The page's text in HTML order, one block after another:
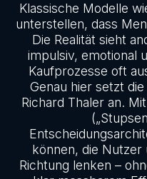
Klassische Modelle
unterstellen, dass
Die Realität sieht
impulsiv, emotional
Kaufprozesse oft
Genau hier setzt
Richard Thaler an.
können, die Nutzer
Richtung lenken –